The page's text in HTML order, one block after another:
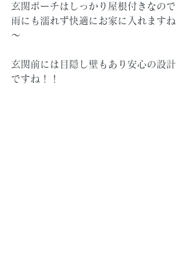
玄関ポーチはしっかり屋根付きなので
雨にも濡れず快適にお家に入れますね
～
玄関前には目隠し壁もあり安心の設計
ですね！！